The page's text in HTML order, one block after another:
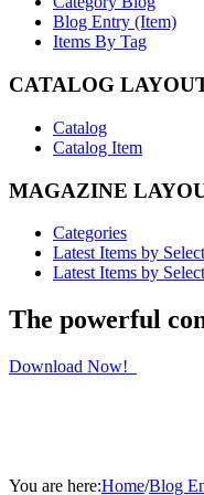
Blog Entry (Item)
Items By Tag
CATALOG
Catalog
Catalog Item
MAGAZINE
Categories
Latest Items by
Latest Items by
The powerful
Download Now!
You are here:Home/Blog